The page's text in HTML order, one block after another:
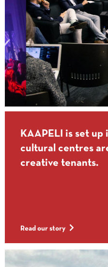
KAAPELI is set up
cultural centres
creative tenants.
Read our story